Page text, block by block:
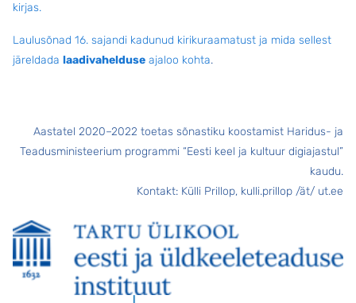
kirjas.
Laulusõnad 16. sajandi kadunud kirikuraamatust ja mida sellest
järeldada laadivahelduse ajaloo kohta.
Aastatel 2020–2022 toetas sõnastiku koostamist Haridus- ja
Teadusministeerium programmi “Eesti keel ja kultuur digiajastul”
kaudu.
Kontakt: Külli Prillop, kulli.prillop /ät/ ut.ee